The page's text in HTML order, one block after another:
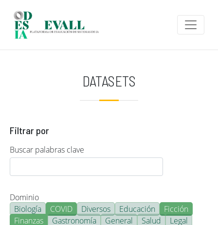
DATASETS
Filtrar por
Buscar palabras clave
Dominio
Biología
COVID Diversos Educación
Ficción
Finanzas
Gastronomía General Salud
Legal